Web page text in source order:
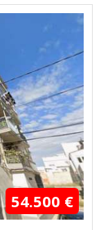
54.500 €